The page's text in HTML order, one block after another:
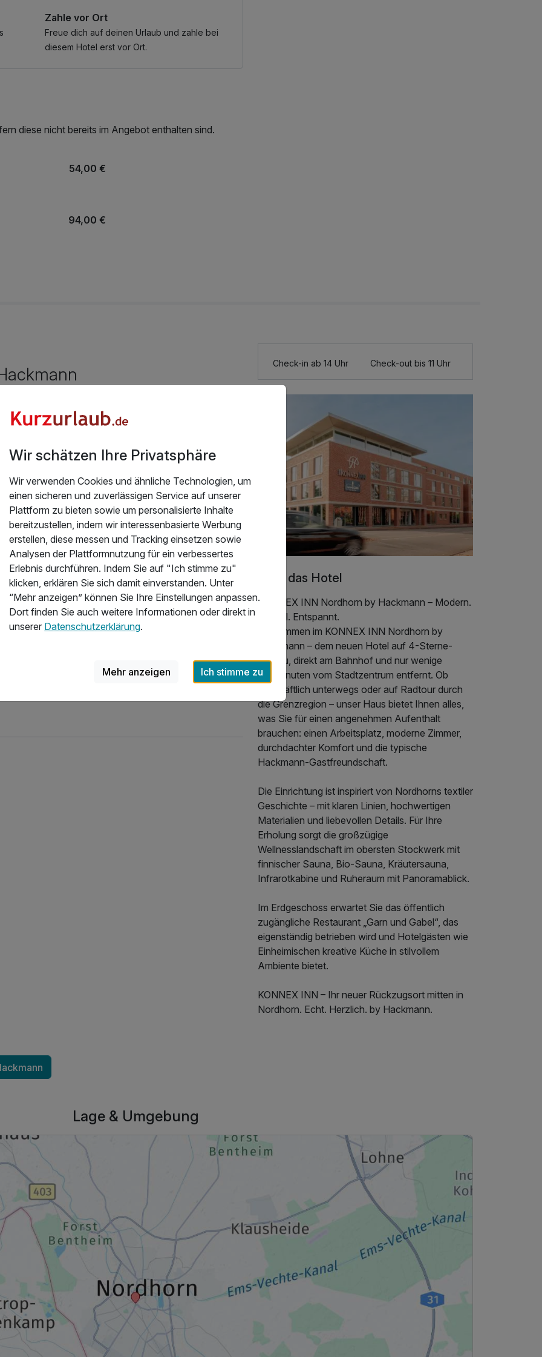
in unserem Restaurant "Garn und Gabel" serviert.
Nutzung des Wellnessbereichs, W-LAN
Zahle vor Ort
Freue dich auf deinen Urlaub und zahle bei
diesem Hotel erst vor Ort.
diese nicht bereits im Angebot enthalten sind.
54,00 €
94,00 €
114,00 €
90,00 €
114,00 €
137,00 €
66,00 €
66,00 €
66,00 €
Kostenloses W-LAN
Check-in ab 14 Uhr Check-out bis 11 Uhr
Über das Hotel
KONNEX INN Nordhorn by Hackmann – Modern.
Zentral. Entspannt.
Willkommen im KONNEX INN Nordhorn by
Hackmann – dem neuen Hotel auf 4-Sterne-
Niveau, direkt am Bahnhof und nur wenige
Gehminuten vom Stadtzentrum entfernt. Ob
geschäftlich unterwegs oder auf Radtour durch
die Grenzregion – unser Haus bietet Ihnen alles,
was Sie für einen angenehmen Aufenthalt
brauchen: einen Arbeitsplatz, moderne Zimmer,
durchdachter Komfort und die typische
Hackmann-Gastfreundschaft.
Die Einrichtung ist inspiriert von Nordhorns textiler
Geschichte – mit klaren Linien, hochwertigen
Materialien und liebevollen Details. Für Ihre
Erholung sorgt die großzügige
Wellnesslandschaft im obersten Stockwerk mit
finnischer Sauna, Bio-Sauna, Kräutersauna,
Infrarotkabine und Ruheraum mit Panoramablick.
Im Erdgeschoss erwartet Sie das öffentlich
zugängliche Restaurant „Garn und Gabel“, das
eigenständig betrieben wird und Hotelgästen wie
Einheimischen kreative Küche in stilvollem
Ambiente bietet.
KONNEX INN – Ihr neuer Rückzugsort mitten in
Nordhorn. Echt. Herzlich. by Hackmann.
Lage & Umgebung
Wir schätzen Ihre Privatsphäre
Wir verwenden Cookies und ähnliche Technologien, um
einen sicheren und zuverlässigen Service auf unserer
Plattform zu bieten sowie um personalisierte Inhalte
bereitzustellen, indem wir interessenbasierte Werbung
erstellen, diese messen und Tracking einsetzen sowie
Analysen der Plattformnutzung für ein verbessertes
Erlebnis durchführen. Indem Sie auf "Ich stimme zu"
klicken, erklären Sie sich damit einverstanden. Unter
“Mehr anzeigen” können Sie Ihre Einstellungen anpassen.
Dort finden Sie auch weitere Informationen oder direkt in
unserer Datenschutzerklärung.
Mehr anzeigen Ich stimme zu